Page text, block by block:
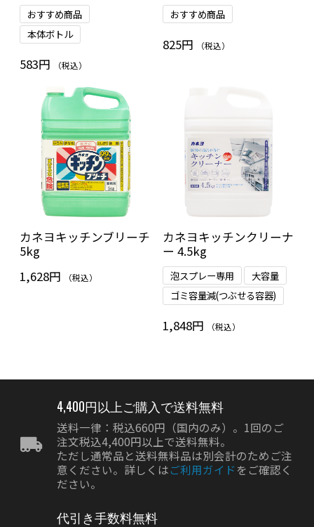
おすすめ商品
本体ボトル
583円 （税込）
おすすめ商品
825円 （税込）
カネヨキッチンブリーチ
5kg
1,628円
（税込）
カネヨキッチンクリーナ
ー 4.5kg
泡スプレー専用
大容量
ゴミ容量減(つぶせる容器)
1,848円 （税込）
4,400円以上ご購入で送料無料
送料一律：税込660円（国内のみ）。1回のご
注文税込4,400円以上で送料無料。
ただし通常品と送料無料品は別会計のためご注
意ください。詳しくはご利用ガイド をご確認く
ださい。
代引き手数料無料